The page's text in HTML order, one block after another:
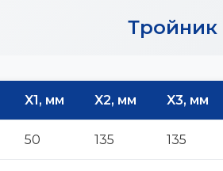
Тройник
X1, мм X2, мм X3, мм
50 135 135